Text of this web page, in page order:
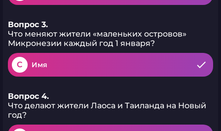
Вопрос 3.
Что меняют жители «маленьких островов»
Микронезии каждый год 1 января?
C Имя
Вопрос 4.
Что делают жители Лаоса и Таиланда на Новый
год?